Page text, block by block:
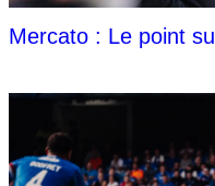
Mercato : Le point